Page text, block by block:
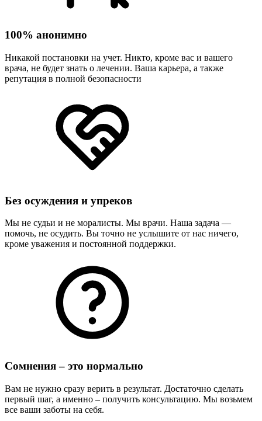
100% анонимно
Никакой постановки на учет. Никто, кроме вас и вашего
врача, не будет знать о лечении. Ваша карьера, а также
репутация в полной безопасности
Без осуждения и упреков
Мы не судьи и не моралисты. Мы врачи. Наша задача —
помочь, не осудить. Вы точно не услышите от нас ничего,
кроме уважения и постоянной поддержки.
Сомнения – это нормально
Вам не нужно сразу верить в результат. Достаточно сделать
первый шаг, а именно – получить консультацию. Мы возьмем
все ваши заботы на себя.